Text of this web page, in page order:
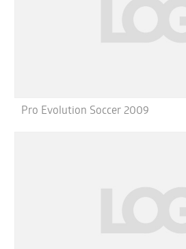
Pro Evolution Soccer 2009